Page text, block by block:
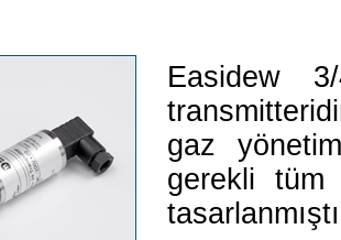
Easidew
gaz
gerekli tüm